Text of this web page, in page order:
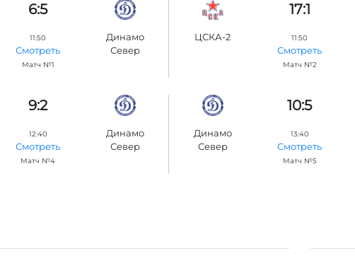
6:5
11:50
Смотреть
Матч №1
Динамо
Север
17:1
ЦСКА-2 11:50
Смотреть
Матч №2
9:2
12:40
Смотреть
Матч №4
Динамо
Север
10:5
Динамо
Север
13:40
Смотреть
Матч №5